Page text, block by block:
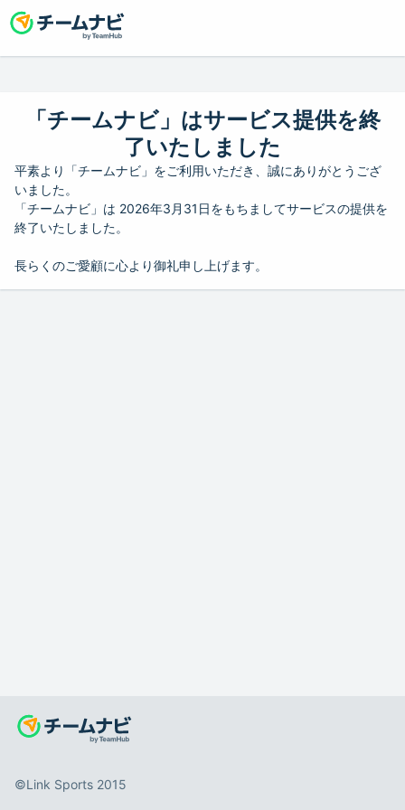
「チームナビ」はサービス提供を終
了いたしました
平素より「チームナビ」をご利用いただき、誠にありがとうござ
いました。
「チームナビ」は 2026年3月31日をもちましてサービスの提供を
終了いたしました。
長らくのご愛顧に心より御礼申し上げます。
©️Link Sports 2015